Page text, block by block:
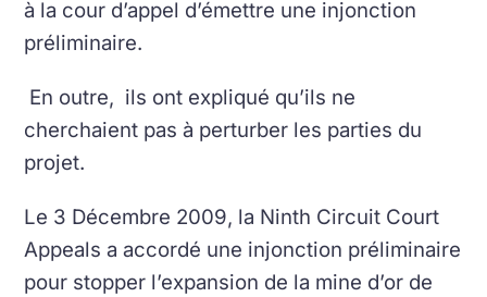
à la cour d’appel d’émettre une injonction
préliminaire.
En outre, ils ont expliqué qu’ils ne
cherchaient pas à perturber les parties du
projet.
Le 3 Décembre 2009, la Ninth Circuit Court
Appeals a accordé une injonction préliminaire
pour stopper l’expansion de la mine d’or de